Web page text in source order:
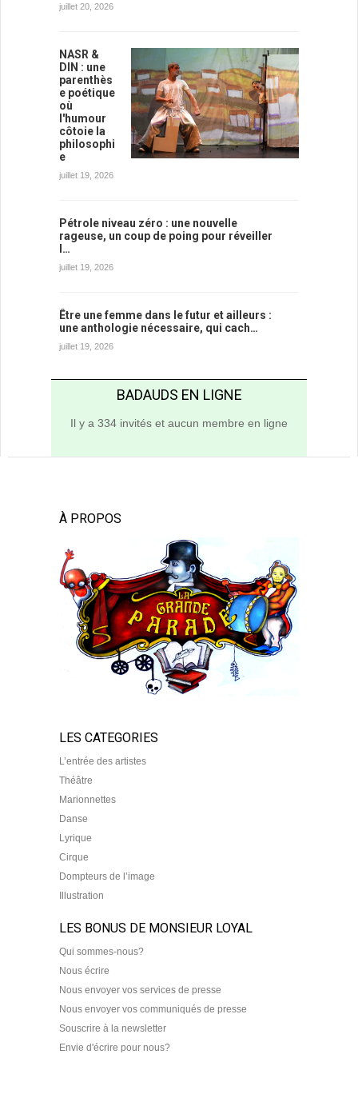
juillet 20, 2026
NASR &
DIN : une
parenthès
e poétique
où
l'humour
côtoie la
philosophi
e
juillet 19, 2026
Pétrole niveau zéro : une nouvelle
rageuse, un coup de poing pour réveiller
l…
juillet 19, 2026
Être une femme dans le futur et ailleurs :
une anthologie nécessaire, qui cach…
juillet 19, 2026
BADAUDS EN LIGNE
Il y a 334 invités et aucun membre en ligne
À PROPOS
LES CATEGORIES
L’entrée des artistes
Théâtre
Marionnettes
Danse
Lyrique
Cirque
Dompteurs de l’image
Illustration
LES BONUS DE MONSIEUR LOYAL
Qui sommes-nous?
Nous écrire
Nous envoyer vos services de presse
Nous envoyer vos communiqués de presse
Souscrire à la newsletter
Envie d'écrire pour nous?